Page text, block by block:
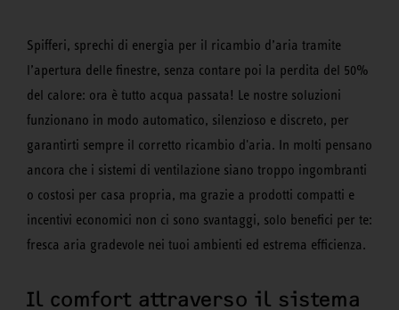
Spifferi, sprechi di energia per il ricambio d’aria tramite
l’apertura delle finestre, senza contare poi la perdita del 50%
del calore: ora è tutto acqua passata! Le nostre soluzioni
funzionano in modo automatico, silenzioso e discreto, per
garantirti sempre il corretto ricambio d'aria. In molti pensano
ancora che i sistemi di ventilazione siano troppo ingombranti
o costosi per casa propria, ma grazie a prodotti compatti e
incentivi economici non ci sono svantaggi, solo benefici per te:
fresca aria gradevole nei tuoi ambienti ed estrema efficienza.
Il comfort attraverso il sistema